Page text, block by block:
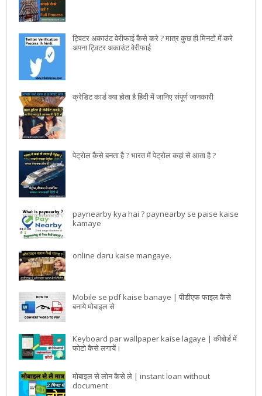
ट्विटर अकाउंट वेरीफाई कैसे करे ? मात्र कुछ ही मिनटों में करे
अपना ट्विटर अकाउंट वेरीफाई
क्रेडिट कार्ड क्या होता है हिंदी में जानिए संपूर्ण जानकारी
पेट्रोल कैसे बनता है ? भारत में पेट्रोल कहां से आता है ?
paynearby kya hai ? paynearby se paise kaise
kamaye
online daru kaise mangaye.
Mobile se pdf kaise banaye | पीडीएफ फाइल कैसे
बनाये मोबाइल से
Keyboard par wallpaper kaise lagaye | कीबोर्ड में
फोटो कैसे लगायें।
मोबाइल से लोन कैसे ले | instant loan without
document